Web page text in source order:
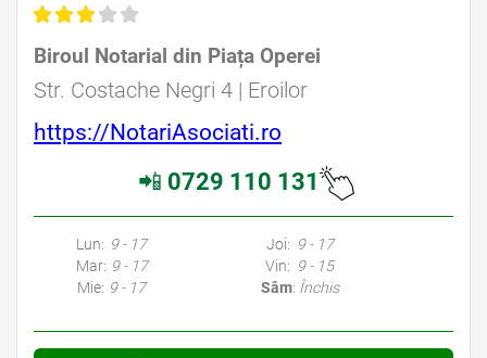
Biroul Notarial din Piața Operei
Str. Costache Negri 4 | Eroilor
https://NotariAsociati.ro
📲 0729 110 131
Avocati Bucuresti • Cabinete Avocatura Bucuresti • Avocati Specializati Bucuresti • Avocat Bun Bucuresti • Avocat Bucuresti • Bucuresti Avocat • Avocat
Lun: 9 - 17
Mar: 9 - 17
Mie: 9 - 17
Joi: 9 - 17
Vin: 9 - 15
Sâm: Închis